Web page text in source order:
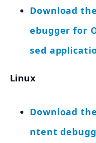
Download
ebugger for
sed
Linux
Download
ntent